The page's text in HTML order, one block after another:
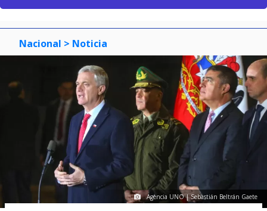
Nacional > Noticia
Agencia UNO | Sebastián Beltrán Gaete